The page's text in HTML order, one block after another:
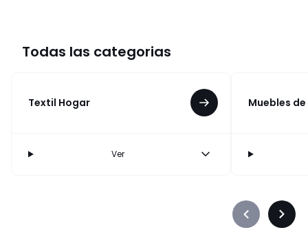
Todas las categorias
Textil Hogar
Ver
Muebles
Précédent